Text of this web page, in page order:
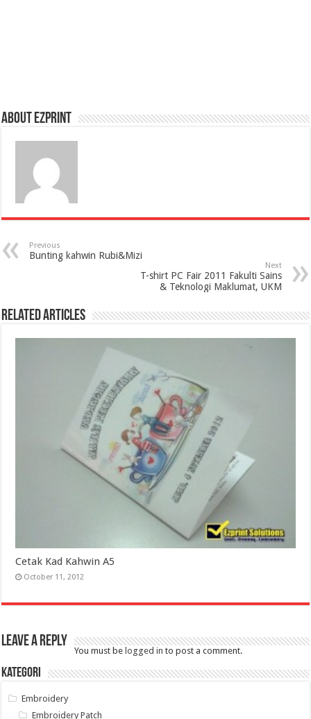
About Ezprint
Previous
Bunting kahwin Rubi&Mizi
Next
T-shirt PC Fair 2011 Fakulti Sains
& Teknologi Maklumat, UKM
Related Articles
Cetak Kad Kahwin A5
October 11, 2012
Leave a Reply
You must be logged in to post a comment.
Kategori
Embroidery
Embroidery Patch